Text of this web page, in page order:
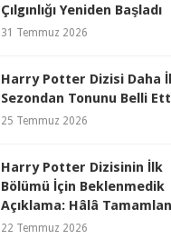
Çılgınlığı Yeniden Başladı
31 Temmuz 2026
Harry Potter Dizisi Daha
Sezondan Tonunu Belli
25 Temmuz 2026
Harry Potter Dizisinin İlk
Bölümü İçin Beklenmedik
Açıklama: Hâlâ
22 Temmuz 2026